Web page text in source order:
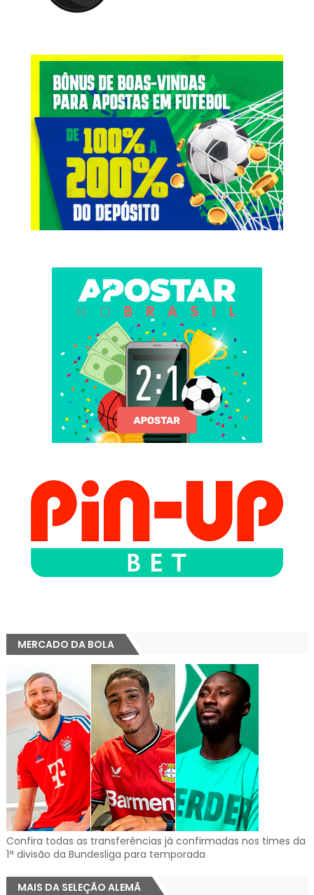
MERCADO DA BOLA
Confira todas as transferências já confirmadas nos times da
1ª divisão da Bundesliga para temporada
MAIS DA SELEÇÃO ALEMÃ